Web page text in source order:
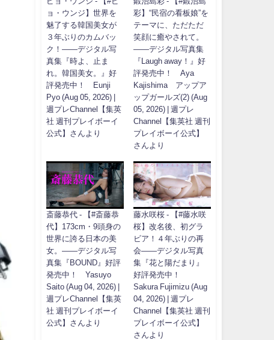
ョ・ウンジ】世界を
魅了する韓国美女が
３年ぶりのカムバッ
ク！――デジタル写
真集『時よ、止ま
れ。韓国美女。』好
評発売中！ Eunji
Pyo (Aug 05, 2026) |
週プレChannel【集英
社 週刊プレイボーイ
公式】さんより
彩】“民宿の看板娘”を
テーマに、ただただ
笑顔に癒やされて。
――デジタル写真集
『Laugh away！』好
評発売中！ Aya
Kajishima アップア
ップガールズ(2) (Aug
05, 2026) | 週プレ
Channel【集英社 週刊
プレイボーイ公式】
さんより
斎藤恭代 - 【#斎藤恭
代】173cm・9頭身の
世界に誇る日本の美
女。――デジタル写
真集『BOUND』好評
発売中！ Yasuyo
Saito (Aug 04, 2026) |
週プレChannel【集英
社 週刊プレイボーイ
公式】さんより
藤水咲桜 - 【#藤水咲
桜】改名後、初グラ
ビア！４年ぶりの再
会――デジタル写真
集『花と陽だまり』
好評発売中！
Sakura Fujimizu (Aug
04, 2026) | 週プレ
Channel【集英社 週刊
プレイボーイ公式】
さんより